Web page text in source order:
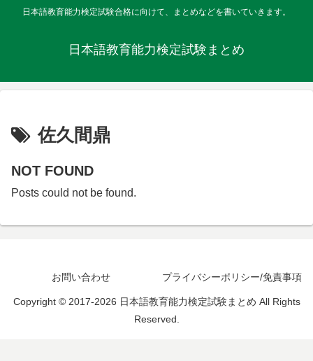
日本語教育能力検定試験合格に向けて、まとめなどを書いていきます。
日本語教育能力検定試験まとめ
佐久間鼎
NOT FOUND
Posts could not be found.
お問い合わせ プライバシーポリシー/免責事項
Copyright © 2017-2026 日本語教育能力検定試験まとめ All Rights
Reserved.